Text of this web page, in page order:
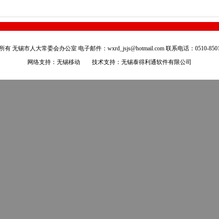
有 无锡市人大常委会办公室 电子邮件：wxrd_jsjs@hotmail.com 联系电话：0510-
网络支持：无锡移动 技术支持： 无锡泰得利通软件有限公司